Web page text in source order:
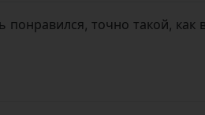
понравился, точно такой, как